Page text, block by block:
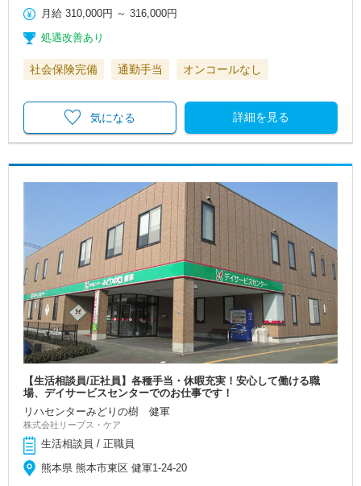
月給 310,000円 ～316,000円
処遇改善あり
社会保険完備 通勤手当 オンコールなし
詳細を見る
気になる
【生活相談員/正社員】各種手当・休暇充実！安心して働ける職
場、デイサービスセンターでのお仕事です！
リハセンターみどりの樹 健軍
株式会社リープス・ケア
生活相談員 / 正職員
熊本県 熊本市東区 健軍1-24-20